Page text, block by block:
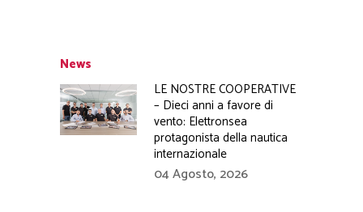
News
LE NOSTRE COOPERATIVE
– Dieci anni a favore di
vento: Elettronsea
protagonista della nautica
internazionale
04 Agosto, 2026